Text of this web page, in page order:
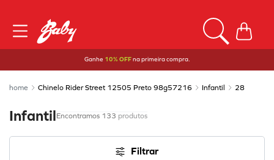
Ganhe 10% OFFna primeira compra.
Chinelo Rider Street 12505 Preto 98g57216 Infantil 28
Infantil 133 produtos
Filtrar